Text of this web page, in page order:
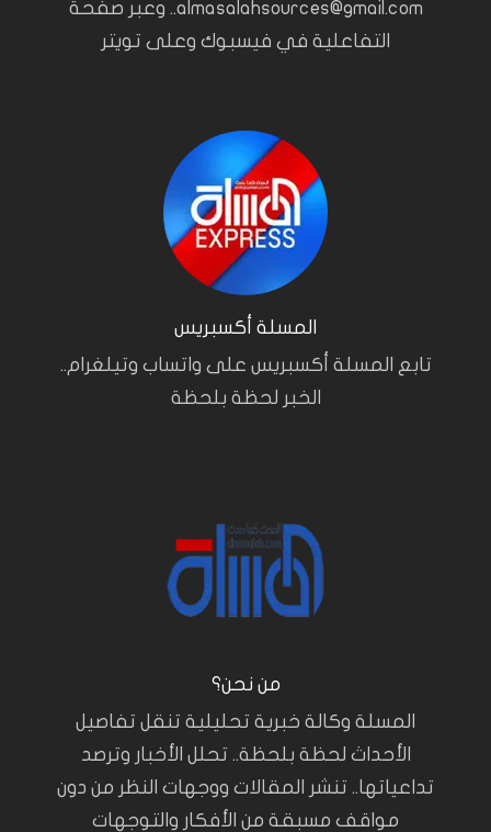
almasalahsources@gmail.com.. وعبر صفحة
التفاعلية في فيسبوك وعلى تويتر
المسلة أكسبريس
تابع المسلة أكسبريس على واتساب وتيلغرام..
الخبر لحظة بلحظة
من نحن؟
المسلة وكالة خبرية تحليلية تنقل تفاصيل
الأحداث لحظة بلحظة.. تحلل الأخبار وترصد
تداعياتها.. تنشر المقالات ووجهات النظر من دون
مواقف مسبقة من الأفكار والتوجهات